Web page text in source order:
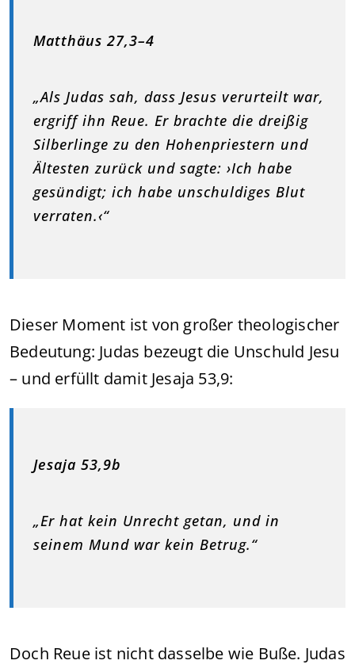
Matthäus 27,3–4
„Als Judas sah, dass Jesus verurteilt war,
ergriff ihn Reue. Er brachte die dreißig
Silberlinge zu den Hohenpriestern und
Ältesten zurück und sagte: ›Ich habe
gesündigt; ich habe unschuldiges Blut
verraten.‹“
Dieser Moment ist von großer theologischer
Bedeutung: Judas bezeugt die Unschuld Jesu
– und erfüllt damit Jesaja 53,9:
Jesaja 53,9b
„Er hat kein Unrecht getan, und in
seinem Mund war kein Betrug.“
Doch Reue ist nicht dasselbe wie Buße. Judas